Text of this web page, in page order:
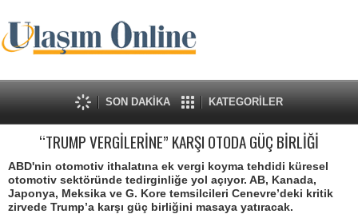
SON DAKİKA KATEGORİLER
“TRUMP VERGİLERİNE” KARŞI OTODA GÜÇ BİRLİĞİ
ABD'nin otomotiv ithalatına ek vergi koyma tehdidi küresel
otomotiv sektöründe tedirginliğe yol açıyor. AB, Kanada,
Japonya, Meksika ve G. Kore temsilcileri Cenevre’deki kritik
zirvede Trump’a karşı güç birliğini masaya yatıracak.